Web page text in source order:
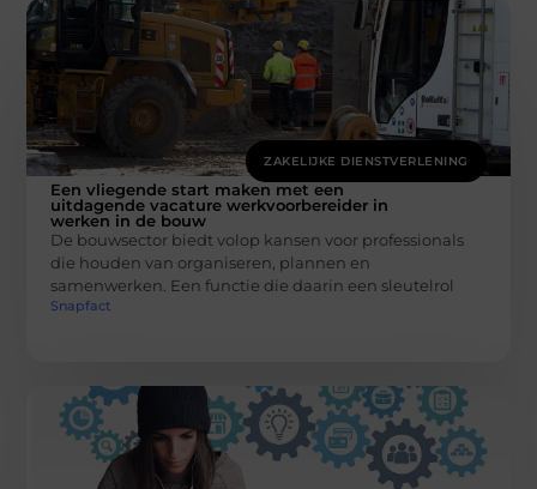
ZAKELIJKE DIENSTVERLENING
Een vliegende start maken met een
uitdagende vacature werkvoorbereider in
werken in de bouw
De bouwsector biedt volop kansen voor professionals
die houden van organiseren, plannen en
samenwerken. Een functie die daarin een sleutelrol
Snapfact